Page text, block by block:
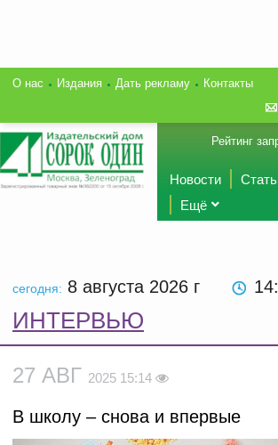
О нас Издания Дать рекламу
Контакты
Рейтинг
Новости
Ещё
сегодня: 8 августа 2026 г
ИНТЕРВЬЮ
27 АВГ 2025 15:14
В школу – снова и впервые